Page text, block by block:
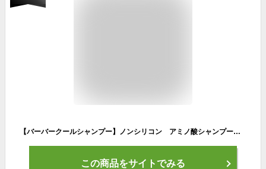
【バーバークールシャンプー】ノンシリコン アミノ酸シャンプー メンソール クール シャンプー 爽快 地肌 リンス不要 ダメージ補修 メンズ ヘアケア ボリューム ツヤ髪 白髪 抜け毛予防 ニキビ 女性 頭皮改善
この商品をサイトでみる